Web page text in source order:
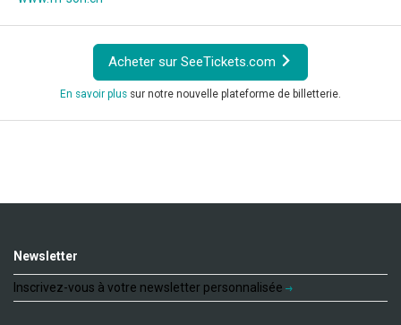
Acheter sur SeeTickets.com
En savoir plus sur notre nouvelle plateforme de billetterie.
Newsletter
Inscrivez-vous à votre newsletter personnalisée